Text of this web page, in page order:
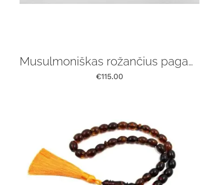
Musulmoniškas rožančius pagamintas iš natūralaus Baltijos gintaro, 33 vnt
€115.00